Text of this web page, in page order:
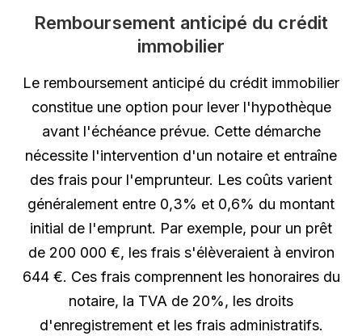
Remboursement anticipé du crédit
immobilier
Le remboursement anticipé du crédit immobilier
constitue une option pour lever l'hypothèque
avant l'échéance prévue. Cette démarche
nécessite l'intervention d'un notaire et entraîne
des frais pour l'emprunteur. Les coûts varient
généralement entre 0,3% et 0,6% du montant
initial de l'emprunt. Par exemple, pour un prêt
de 200 000 €, les frais s'élèveraient à environ
644 €. Ces frais comprennent les honoraires du
notaire, la TVA de 20%, les droits
d'enregistrement et les frais administratifs.